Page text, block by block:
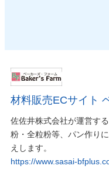
材料販売ECサイト
佐佐井株式会社が運営す
粉・全粒粉等、パン作り
えします。
https://www.sasai-